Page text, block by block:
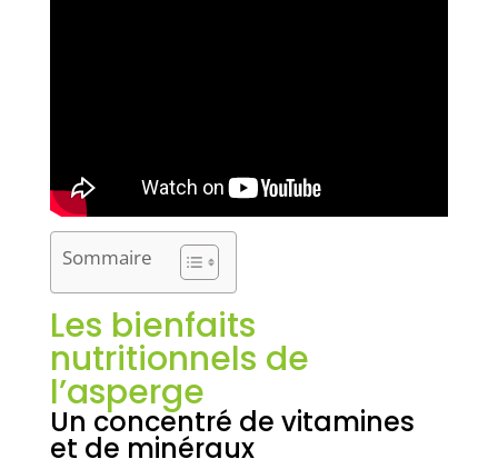
Sommaire
Les bienfaits
nutritionnels de
l’asperge
Un concentré de vitamines
et de minéraux